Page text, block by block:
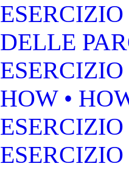
DELLE
HOW •